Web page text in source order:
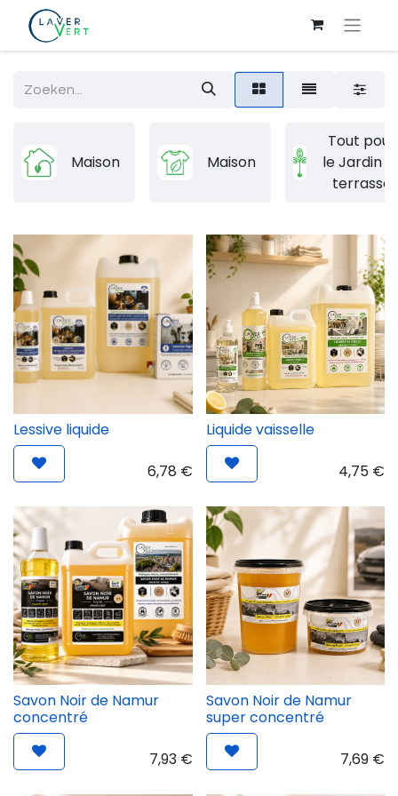
Maison Maison
Tout pour
le Jardin
terrasse
Lessive liquide
6,78 €
Liquide vaisselle
4,75 €
Savon Noir de Namur
concentré
7,93€
Savon Noir de Namur
super concentré
7,69 €